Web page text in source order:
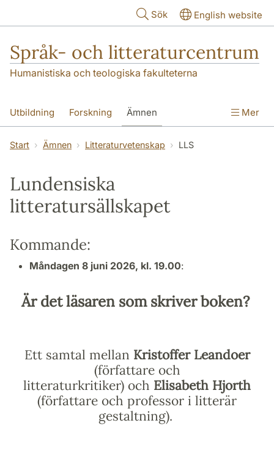
Sök English website
Språk- och litteraturcentrum
Humanistiska och teologiska fakulteterna
Utbildning Forskning Ämnen
SOL-husen Kontakt Institutionen
Mer
Start Ämnen Litteraturvetenskap LLS
Lundensiska
litteratursällskapet
Kommande:
Måndagen 8 juni 2026, kl. 19.00:
Är det läsaren som skriver boken?
Ett samtal mellan Kristoffer Leandoer
(författare och
litteraturkritiker) och Elisabeth Hjorth
(författare och professor i litterär
gestaltning).